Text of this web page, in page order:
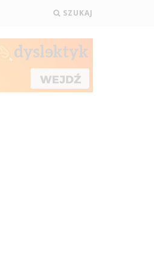
SZUKAJ